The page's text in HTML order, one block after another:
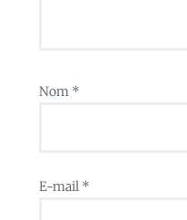
Nom *
E-mail *